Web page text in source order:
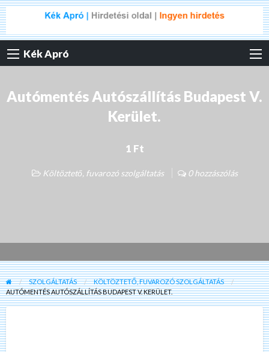
Kék Apró
Autómentés Autószállítás Budapest V.
Kerület.
1 Ft
Költöztető, fuvarozó szolgáltatás 0 hozzászólás
SZOLGÁLTATÁS
KÖLTÖZTETŐ, FUVAROZÓ SZOLGÁLTATÁS
AUTÓMENTÉS AUTÓSZÁLLÍTÁS BUDAPEST V. KERÜLET.